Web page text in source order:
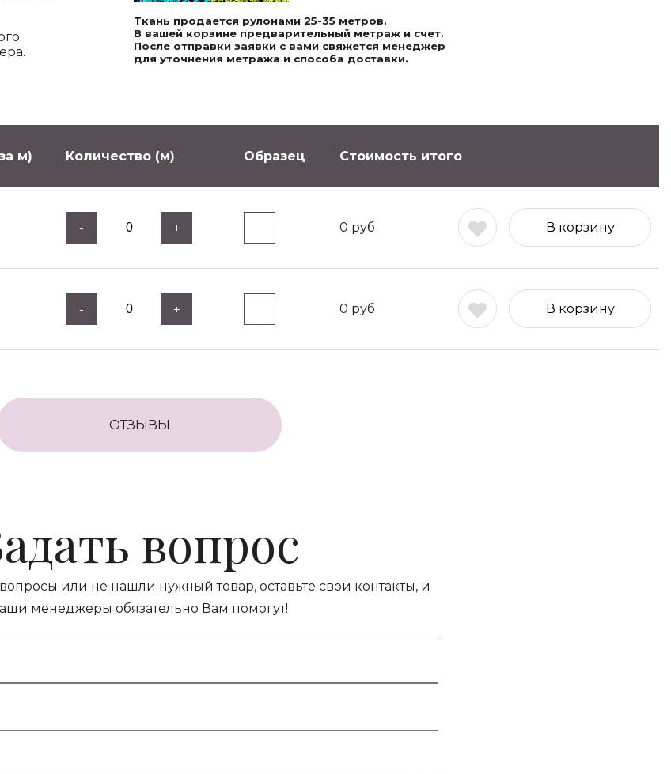
Ткань продается рулонами 25-35 метров.
В вашей корзине предварительный метраж и счет.
После отправки заявки с вами свяжется менеджер
для уточнения метража и способа доставки.
м) Количество (м) Образец Стоимость итого
- + 0 руб В корзину
- + 0 руб В корзину
ОТЗЫВЫ
вопрос
или не нашли нужный товар, оставьте свои контакты, и
менеджеры обязательно Вам помогут!